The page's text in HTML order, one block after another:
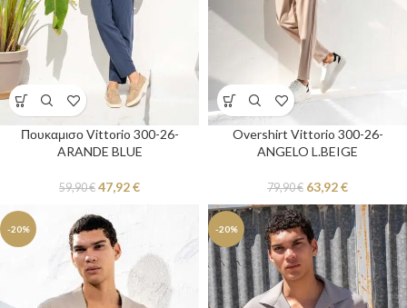
Πουκαμισο Vittorio 300-26-
ARANDE BLUE
59,90€ 47,92€
Overshirt Vittorio 300-26-
ANGELO L.BEIGE
79,90€ 63,92€
-20% -20%